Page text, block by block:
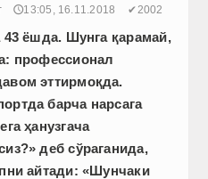
🕔13:05, 16.11.2018 ✔2002
43 ёшда. Шунга қарамай,
профессионал
эттирмоқда.
барча нарсага
ҳанузгача
деб сўраганида,
айтади: «Шунчаки